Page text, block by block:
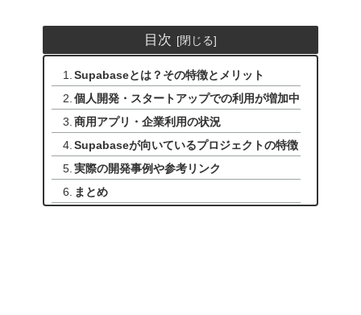
目次
Supabaseとは？その特徴とメリット
個人開発・スタートアップでの利用が増加中
商用アプリ・企業利用の状況
Supabaseが向いているプロジェクトの特徴
実際の開発事例や参考リンク
まとめ